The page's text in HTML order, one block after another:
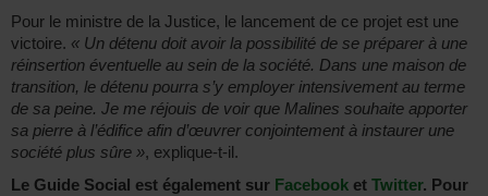
Pour le ministre de la Justice, le lancement de ce projet est une
victoire. « Un détenu doit avoir la possibilité de se préparer à une
réinsertion éventuelle au sein de la société. Dans une maison de
transition, le détenu pourra s’y employer intensivement au terme
de sa peine. Je me réjouis de voir que Malines souhaite apporter
sa pierre à l’édifice afin d’œuvrer conjointement à instaurer une
société plus sûre », explique-t-il.
Le Guide Social est également sur Facebook et Twitter. Pour